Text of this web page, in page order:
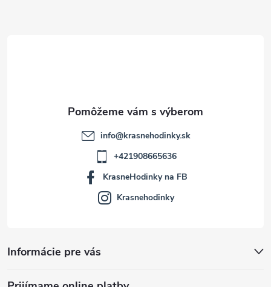
Informácie pre vás
info@krasnehodinky.sk
+421908665636
KrasneHodinky na FB
Krasnehodinky